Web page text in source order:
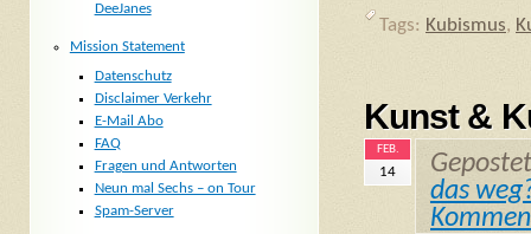
Tags: Kubismus,
Kunst &
FEB.
14
das
DeeJanes
Mission Statement
Datenschutz
Disclaimer Verkehr
E-Mail Abo
FAQ
Fragen und Antworten
Neun mal Sechs – on Tour
Spam-Server